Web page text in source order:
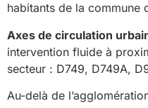
habitants de la commune
Axes de circulation
intervention fluide à
secteur : D749, D749A,
Au-delà de